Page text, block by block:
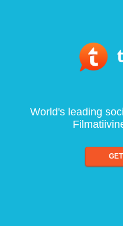
World's leading